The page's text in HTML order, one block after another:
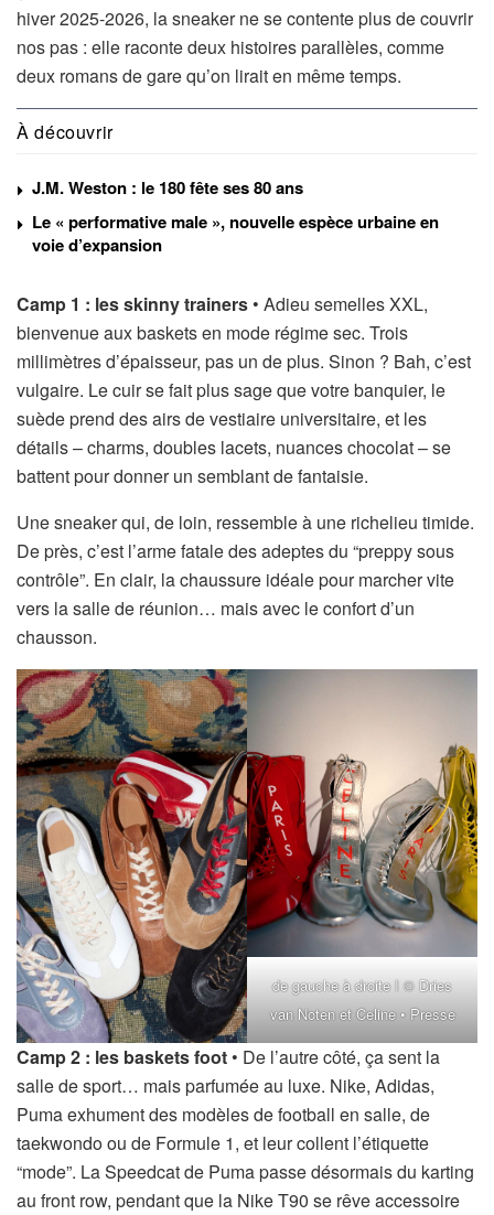
hiver 2025-2026, la sneaker ne se contente plus de couvrir
nos pas : elle raconte deux histoires parallèles, comme
deux romans de gare qu’on lirait en même temps.
À découvrir
J.M. Weston : le 180 fête ses 80 ans
Le « performative male », nouvelle espèce urbaine en
voie d’expansion
Camp 1 : les skinny trainers • Adieu semelles XXL,
bienvenue aux baskets en mode régime sec. Trois
millimètres d’épaisseur, pas un de plus. Sinon ? Bah, c’est
vulgaire. Le cuir se fait plus sage que votre banquier, le
suède prend des airs de vestiaire universitaire, et les
détails – charms, doubles lacets, nuances chocolat – se
battent pour donner un semblant de fantaisie.
Une sneaker qui, de loin, ressemble à une richelieu timide.
De près, c’est l’arme fatale des adeptes du “preppy sous
contrôle”. En clair, la chaussure idéale pour marcher vite
vers la salle de réunion… mais avec le confort d’un
chausson.
de gauche à droite I © Dries
van Noten et Celine • Presse
Camp 2 : les baskets foot • De l’autre côté, ça sent la
salle de sport… mais parfumée au luxe. Nike, Adidas,
Puma exhument des modèles de football en salle, de
taekwondo ou de Formule 1, et leur collent l’étiquette
“mode”. La Speedcat de Puma passe désormais du karting
au front row, pendant que la Nike T90 se rêve accessoire